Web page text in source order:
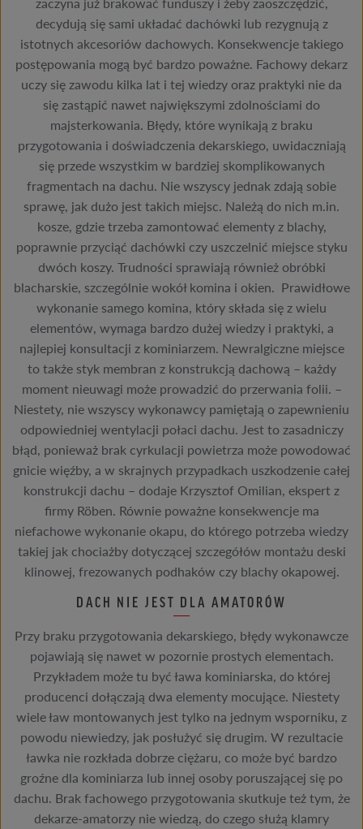
decydują się sami układać dachówki lub rezygnują z
istotnych akcesoriów dachowych. Konsekwencje takiego
postępowania mogą być bardzo poważne. Fachowy dekarz
uczy się zawodu kilka lat i tej wiedzy oraz praktyki nie da
się zastąpić nawet największymi zdolnościami do
majsterkowania. Błędy, które wynikają z braku
przygotowania i doświadczenia dekarskiego, uwidaczniają
się przede wszystkim w bardziej skomplikowanych
fragmentach na dachu. Nie wszyscy jednak zdają sobie
sprawę, jak dużo jest takich miejsc. Należą do nich m.in.
kosze, gdzie trzeba zamontować elementy z blachy,
poprawnie przyciąć dachówki czy uszczelnić miejsce styku
dwóch koszy. Trudności sprawiają również obróbki
blacharskie, szczególnie wokół komina i okien. Prawidłowe
wykonanie samego komina, który składa się z wielu
elementów, wymaga bardzo dużej wiedzy i praktyki, a
najlepiej konsultacji z kominiarzem. Newralgiczne miejsce
to także styk membran z konstrukcją dachową – każdy
moment nieuwagi może prowadzić do przerwania folii. –
Niestety, nie wszyscy wykonawcy pamiętają o zapewnieniu
odpowiedniej wentylacji połaci dachu. Jest to zasadniczy
błąd, ponieważ brak cyrkulacji powietrza może powodować
gnicie więźby, a w skrajnych przypadkach uszkodzenie całej
konstrukcji dachu – dodaje Krzysztof Omilian, ekspert z
firmy Röben. Równie poważne konsekwencje ma
niefachowe wykonanie okapu, do którego potrzeba wiedzy
takiej jak chociażby dotyczącej szczegółów montażu deski
klinowej, frezowanych podhaków czy blachy okapowej.
DACH NIE JEST DLA AMATORÓW
Przy braku przygotowania dekarskiego, błędy wykonawcze
pojawiają się nawet w pozornie prostych elementach.
Przykładem może tu być ława kominiarska, do której
producenci dołączają dwa elementy mocujące. Niestety
wiele ław montowanych jest tylko na jednym wsporniku, z
powodu niewiedzy, jak posłużyć się drugim. W rezultacie
ławka nie rozkłada dobrze ciężaru, co może być bardzo
groźne dla kominiarza lub innej osoby poruszającej się po
dachu. Brak fachowego przygotowania skutkuje też tym, że
dekarze-amatorzy nie wiedzą, do czego służą klamry